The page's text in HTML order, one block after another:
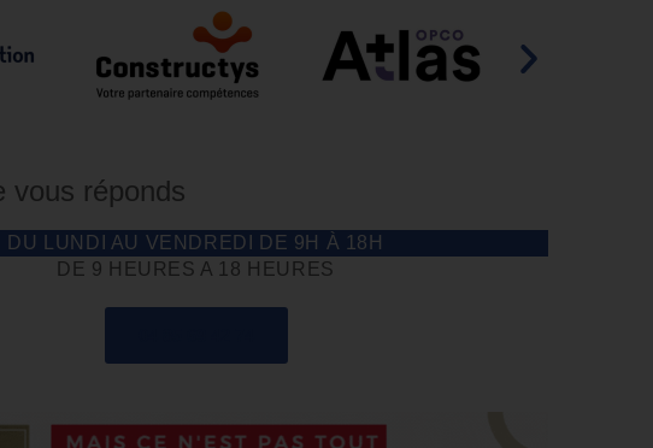
vous réponds
DU LUNDI AU VENDREDI DE 9H À 18H
DE 9 HEURES A 18 HEURES